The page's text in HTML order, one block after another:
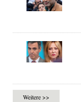
Weitere >>